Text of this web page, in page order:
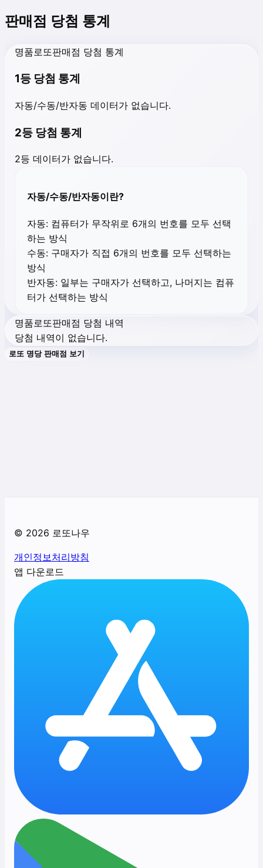
판매점 당첨 통계
명품로또판매점 당첨 통계
1등 당첨 통계
자동/수동/반자동 데이터가 없습니다.
2등 당첨 통계
2등 데이터가 없습니다.
자동/수동/반자동이란?
자동: 컴퓨터가 무작위로 6개의 번호를 모두 선택
하는 방식
수동: 구매자가 직접 6개의 번호를 모두 선택하는
방식
반자동: 일부는 구매자가 선택하고, 나머지는 컴퓨
터가 선택하는 방식
명품로또판매점 당첨 내역
당첨 내역이 없습니다.
로또 명당 판매점 보기
© 2026 로또나우
개인정보처리방침
앱 다운로드